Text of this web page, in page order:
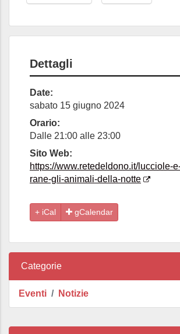
Dettagli
Date:
sabato 15 giugno 2024
Orario:
Dalle 21:00 alle 23:00
Sito Web:
https://www.retedeldono.it/lucciole-
rane-gli-animali-della-notte
gCalendar
Categorie
Eventi Notizie